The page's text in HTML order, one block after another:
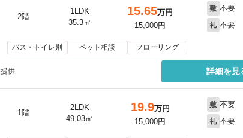
2階
1LDK
35.3㎡
15.65万円
15,000円
敷 不要
礼 不要
バス・トイレ別 ペット相談 フローリング
提供 詳細を見
1階
2LDK
49.03㎡
19.9万円
15,000円
敷 不要
礼 不要